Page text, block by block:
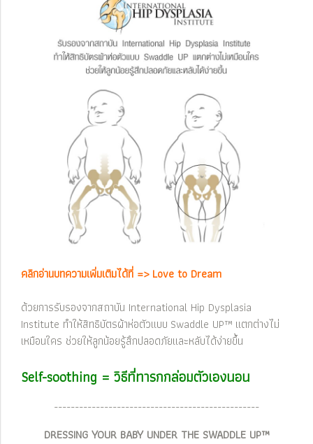
คลิกอ่านบทความเพิ่มเติมได้ที่ => Love to Dream
ด้วยการรับรองจากสถาบัน International Hip Dysplasia
Institute ทำให้สิทธิบัตรผ้าห่อตัวแบบ Swaddle UP™ แตกต่างไม่
เหมือนใคร ช่วยให้ลูกน้อยรู้สึกปลอดภัยและหลับได้ง่ายขึ้น
Self-soothing = วิธีที่ทารกกล่อมตัวเองนอน
-------------------------------------------------
DRESSING YOUR BABY UNDER THE SWADDLE UP™